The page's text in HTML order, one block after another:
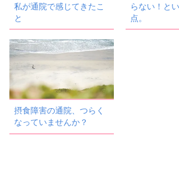
私が通院で感じてきたこ
と
らない！と
点。
摂食障害の通院、つらく
なっていませんか？